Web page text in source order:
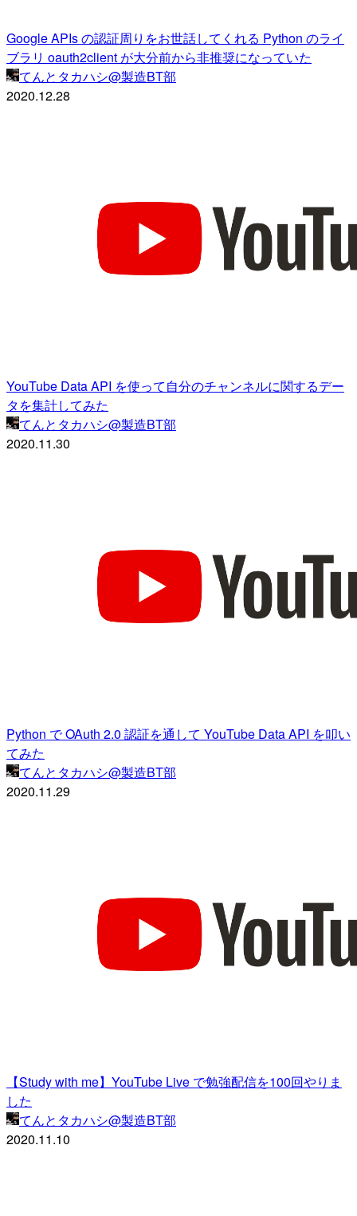
Google APIs の認証周りをお世話してくれる Python のライ
ブラリ oauth2client が大分前から非推奨になっていた
てんとタカハシ@製造BT部
2020.12.28
YouTube Data API を使って自分のチャンネルに関するデー
タを集計してみた
てんとタカハシ@製造BT部
2020.11.30
Python で OAuth 2.0 認証を通して YouTube Data API を叩い
てみた
てんとタカハシ@製造BT部
2020.11.29
【Study with me】YouTube Live で勉強配信を100回やりま
した
てんとタカハシ@製造BT部
2020.11.10